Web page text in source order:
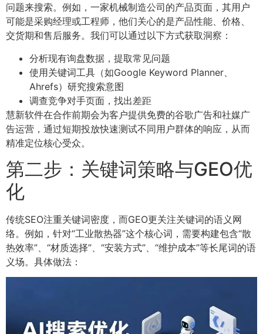
问题来搜索。例如，一家机械制造公司的产品页面，其用户
可能是采购经理或工程师，他们关心的是产品性能、价格、
交货期和售后服务。我们可以通过以下方式获取洞察：
分析现有询盘数据，提取常见问题
使用关键词工具（如Google Keyword Planner、
Ahrefs）研究搜索意图
调查竞争对手页面，找出差距
慧新软件在合作前期会为客户提供免费的谷歌广告和社媒广
告运营，通过短期投放快速测试不同用户群体的响应，从而
精准定位核心受众。
第二步：关键词策略与GEO优
化
传统SEO注重关键词密度，而GEO更关注关键词的语义网
络。例如，针对“工业散热器”这个核心词，需要构建包含“散
热效率”、“材质选择”、“安装方式”、“维护成本”等长尾词的语
义场。具体做法：